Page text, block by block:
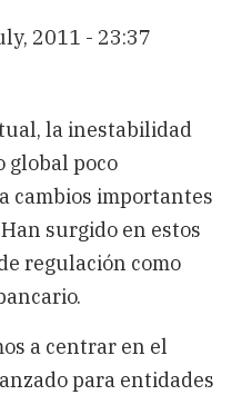
2011 - 23:37
la inestabilidad
global poco
cambios importantes
surgido en estos
regulación como
a centrar en el
para entidades